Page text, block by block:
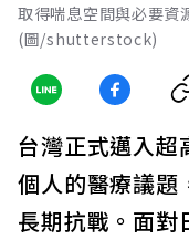
取得喘息空間與必要資
(圖/shutterstock)
台灣正式邁入超
個人的醫療議題
長期抗戰。面對